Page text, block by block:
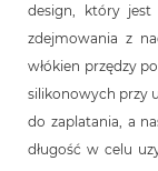
design, który jest
zdejmowania z
włókien przędzy
silikonowych przy
do zaplatania, a
długość w celu